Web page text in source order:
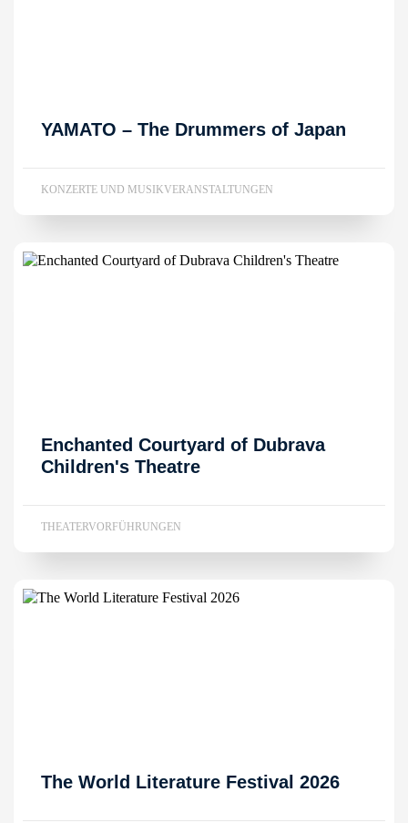
YAMATO – The Drummers of Japan
KONZERTE UND MUSIKVERANSTALTUNGEN
Enchanted Courtyard of Dubrava
Children's Theatre
THEATERVORFÜHRUNGEN
The World Literature Festival 2026